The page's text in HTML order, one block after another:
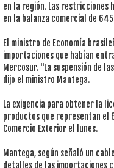
en la región. Las restricciones
en la balanza comercial de
El ministro de Economía
importaciones que habían
Mercosur. "La suspensión de
dijo el ministro Mantega.
La exigencia para obtener la
productos que representan el
Comercio Exterior el lunes.
Mantega, según señaló un
detalles de las importaciones